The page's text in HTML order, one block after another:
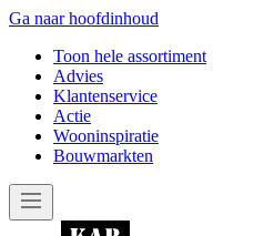
Ga naar hoofdinhoud
Toon hele assortiment
Advies
Klantenservice
Actie
Wooninspiratie
Bouwmarkten